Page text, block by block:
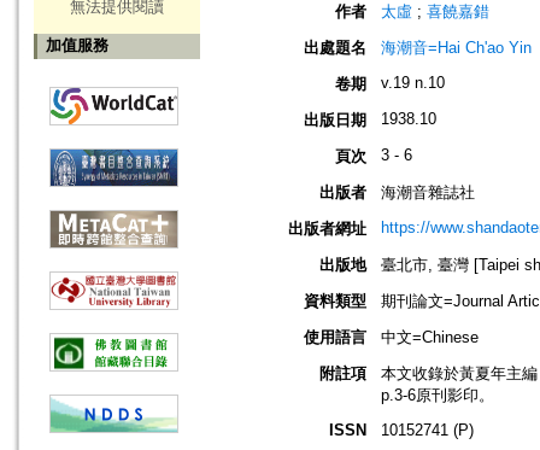
無法提供閱讀
加值服務
作者 太虛 ; 喜饒嘉錯
出處題名
海潮音=Hai Ch'ao Yin
卷期
v.19 n.10
出版日期 1938.10
頁次 3 - 6
出版者
海潮音雜誌社
出版者網址
https://
出版地
臺北市, 臺灣 [Taipei
資料類型
期刊論文=Journal
使用語言
中文=Chinese
附註項
本文收錄於黃夏年主
p.3-6原刊影印。
ISSN
10152741 (P)